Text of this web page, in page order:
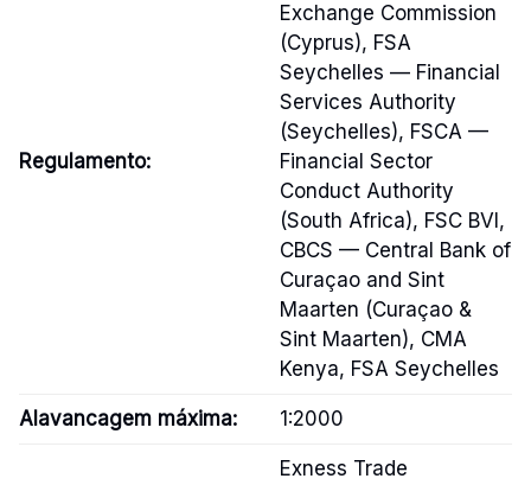
Regulamento:
Exchange Commission
(Cyprus), FSA
Seychelles — Financial
Services Authority
(Seychelles), FSCA —
Financial Sector
Conduct Authority
(South Africa), FSC BVI,
CBCS — Central Bank of
Curaçao and Sint
Maarten (Curaçao &
Sint Maarten), CMA
Kenya, FSA Seychelles
Alavancagem máxima: 1:2000
Exness Trade